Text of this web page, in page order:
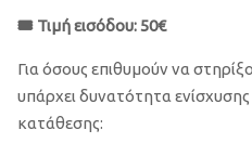
🎟 Τιμή εισόδου: 50€
Για όσους επιθυμούν να
υπάρχει δυνατότητα
κατάθεσης: